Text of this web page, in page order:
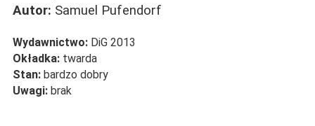
Autor: Samuel Pufendorf
Wydawnictwo: DiG 2013
Okładka: twarda
Stan: bardzo dobry
Uwagi: brak